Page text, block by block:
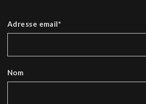
Adresse email*
Nom